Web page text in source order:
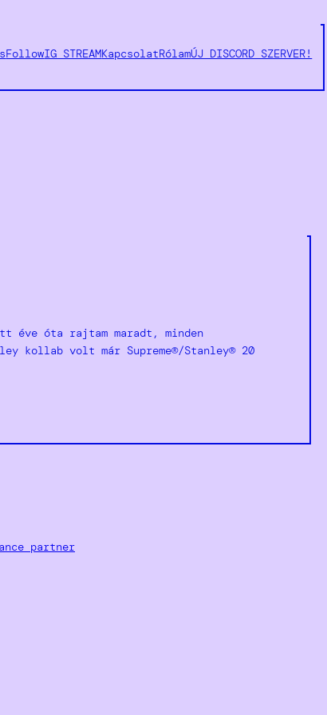
FollowIG STREAMKapcsolatRólamÚJ DISCORD SZERVER!
éve óta rajtam maradt, minden
kollab volt már Supreme®/Stanley® 20
partner